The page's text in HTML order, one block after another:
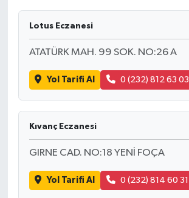
Lotus Eczanesi
ATATÜRK MAH. 99 SOK. NO:26 A
Yol Tarifi Al 0 (232) 812 63 03
Kıvanç Eczanesi
GIRNE CAD. NO:18 YENİ FOÇA
Yol Tarifi Al 0 (232) 814 60 31